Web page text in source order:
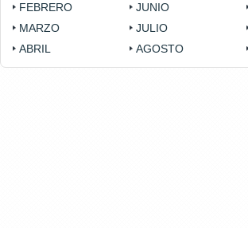
FEBRERO
MARZO
ABRIL
JUNIO
JULIO
AGOSTO